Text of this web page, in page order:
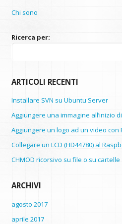
Chi sono
Ricerca per:
ARTICOLI RECENTI
Installare SVN su Ubuntu Server
Aggiungere una immagine all’inizio
Aggiungere un logo ad un video con
Collegare un LCD (HD44780) al
CHMOD ricorsivo su file o su cartelle
ARCHIVI
agosto 2017
aprile 2017